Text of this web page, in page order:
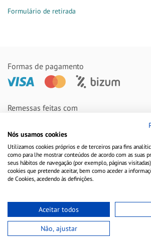
Formulário de retirada
Formas de pagamento
Remessas feitas com
Aviso Legal Política de Cookies Política de
Copyright © 2010-2021 Farmacia Barata S.L. Todos los
Nós usamos cookies
Utilizamos cookies próprios e de terceiros para fins
como para lhe mostrar conteúdos de acordo com as suas
seus hábitos de navegação (por exemplo, páginas
cookies que pretende aceitar, bem como aceder a
de Cookies, acedendo às definições.
Aceitar todos
Não, ajustar